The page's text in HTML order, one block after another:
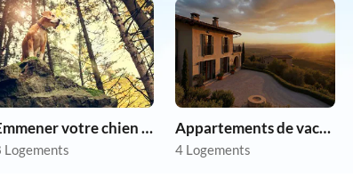
Emmener votre chien en vacances
Logements
Appartements de vacances pas chers
4 Logements